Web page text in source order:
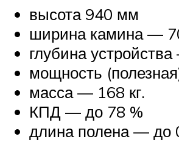
высота 940 мм
ширина камина —
глубина
мощность
масса — 168 кг.
КПД — до 78 %
длина полена — до